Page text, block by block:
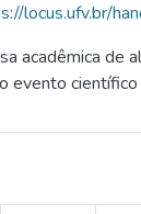
locus.ufv.br/
acadêmica
evento